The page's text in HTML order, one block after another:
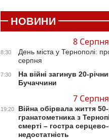
НОВИНИ
8 Серпня
8:30
День міста у Тернополі:
серпня
7:30
На війні загинув 20-
Бучаччини
7 Серпня
19:20
Війна обірвала життя 50-
гранатометника з
смерті – гостра
недостатність